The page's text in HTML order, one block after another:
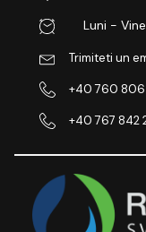
Luni -
Trimiteti un
+40 760 806
+40 767 842